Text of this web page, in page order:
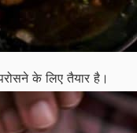
के लिए तैयार है।